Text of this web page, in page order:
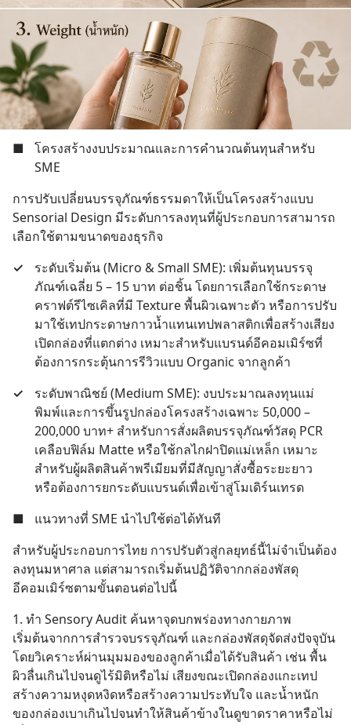
■
โครงสร้างงบประมาณและการคำนวณต้นทุนสำหรับ
SME
การปรับเปลี่ยนบรรจุภัณฑ์ธรรมดาให้เป็นโครงสร้างแบบ
Sensorial Design มีระดับการลงทุนที่ผู้ประกอบการสามารถ
เลือกใช้ตามขนาดของธุรกิจ
✓
ระดับเริ่มต้น (Micro & Small SME): เพิ่มต้นทุนบรรจุ
ภัณฑ์เฉลี่ย 5 – 15 บาท ต่อชิ้น โดยการเลือกใช้กระดาษ
คราฟต์รีไซเคิลที่มี Texture พื้นผิวเฉพาะตัว หรือการปรับ
มาใช้เทปกระดาษกาวน้ำแทนเทปพลาสติกเพื่อสร้างเสียง
เปิดกล่องที่แตกต่าง เหมาะสำหรับแบรนด์อีคอมเมิร์ซที่
ต้องการกระตุ้นการรีวิวแบบ Organic จากลูกค้า
✓
ระดับพาณิชย์ (Medium SME): งบประมาณลงทุนแม่
พิมพ์และการขึ้นรูปกล่องโครงสร้างเฉพาะ 50,000 –
200,000 บาท+ สำหรับการสั่งผลิตบรรจุภัณฑ์วัสดุ PCR
เคลือบฟิล์ม Matte หรือใช้กลไกฝาปิดแม่เหล็ก เหมาะ
สำหรับผู้ผลิตสินค้าพรีเมียมที่มีสัญญาสั่งซื้อระยะยาว
หรือต้องการยกระดับแบรนด์เพื่อเข้าสู่โมเดิร์นเทรด
■
แนวทางที่ SME นำไปใช้ต่อได้ทันที
สำหรับผู้ประกอบการไทย การปรับตัวสู่กลยุทธ์นี้ไม่จำเป็นต้อง
ลงทุนมหาศาล แต่สามารถเริ่มต้นปฏิวัติจากกล่องพัสดุ
อีคอมเมิร์ซตามขั้นตอนต่อไปนี้
1. ทำ Sensory Audit ค้นหาจุดบกพร่องทางกายภาพ
เริ่มต้นจากการสำรวจบรรจุภัณฑ์ และกล่องพัสดุจัดส่งปัจจุบัน
โดยวิเคราะห์ผ่านมุมมองของลูกค้าเมื่อได้รับสินค้า เช่น พื้น
ผิวลื่นเกินไปจนดูไร้มิติหรือไม่ เสียงขณะเปิดกล่องแกะเทป
สร้างความหงุดหงิดหรือสร้างความประทับใจ และน้ำหนัก
ของกล่องเบาเกินไปจนทำให้สินค้าข้างในดูขาดราคาหรือไม่